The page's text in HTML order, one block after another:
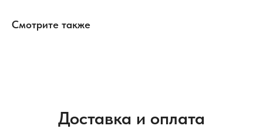
Смотрите также
Доставка и оплата